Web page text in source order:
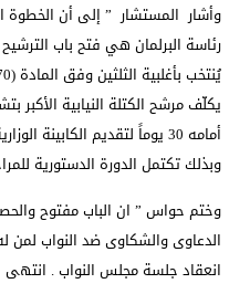
وأشار المستشار ” إلى أن الخطوة
رئاسة البرلمان هي فتح باب
أمامه 30 يوماً لتقديم الكابينة
وبذلك تكتمل الدورة الدستورية
وختم حواس ” ان الباب مفتوح
الدعاوى والشكاوى ضد النواب
انعقاد جلسة مجلس النواب . انتهى